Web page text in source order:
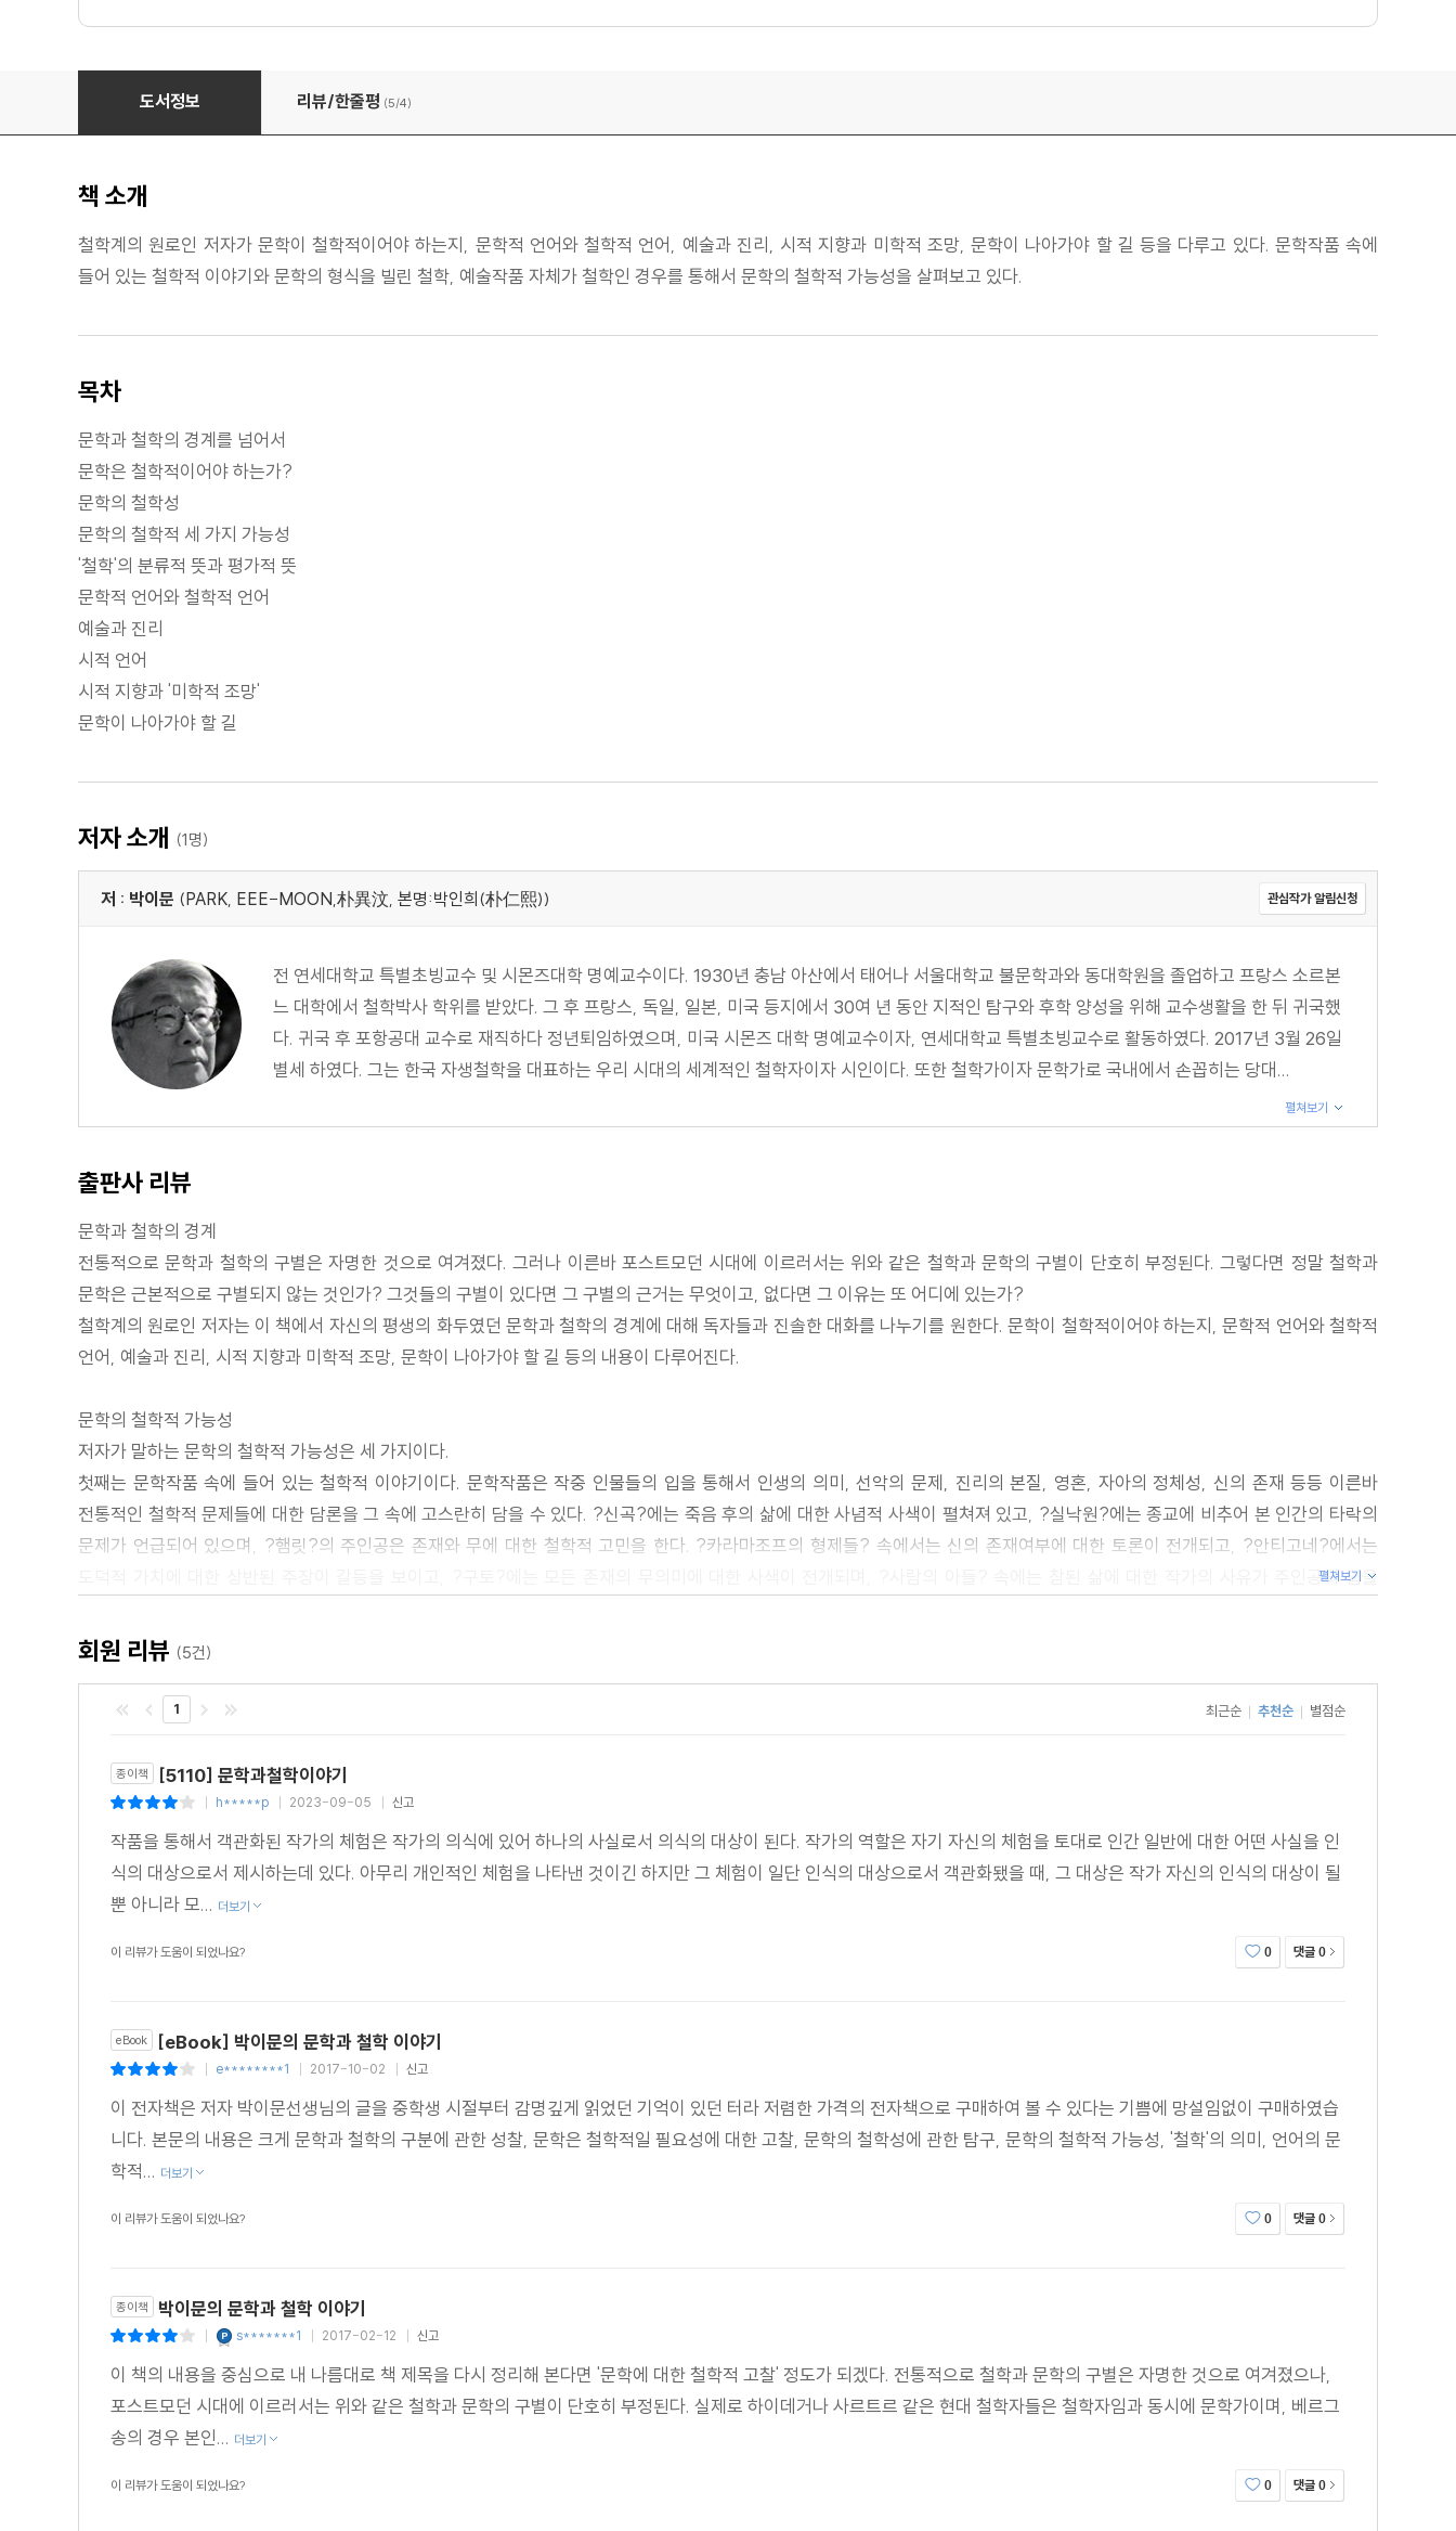
박이문의 문학과 철학 이야기 - 살림지식총서 181
도서정보 리뷰/한줄평 (5/4)
책 소개
철학계의 원로인 저자가 문학이 철학적이어야 하는지, 문학적 언어와 철학적 언어, 예술과 진리, 시적 지향과 미학적 조망, 문학이 나아가야 할 길 등을 다루고 있다. 문학작품 속에
들어 있는 철학적 이야기와 문학의 형식을 빌린 철학, 예술작품 자체가 철학인 경우를 통해서 문학의 철학적 가능성을 살펴보고 있다.
목차
문학과 철학의 경계를 넘어서
문학은 철학적이어야 하는가?
문학의 철학성
문학의 철학적 세 가지 가능성
'철학'의 분류적 뜻과 평가적 뜻
문학적 언어와 철학적 언어
예술과 진리
시적 언어
시적 지향과 '미학적 조망'
문학이 나아가야 할 길
저자 소개 (1명)
저 : 박이문 (PARK, EEE-MOON,朴異汶, 본명:박인희(朴仁熙)) 관심작가 알림신청
전 연세대학교 특별초빙교수 및 시몬즈대학 명예교수이다. 1930년 충남 아산에서 태어나 서울대학교 불문학과와 동대학원을 졸업하고 프랑스 소르본
느 대학에서 철학박사 학위를 받았다. 그 후 프랑스, 독일, 일본, 미국 등지에서 30여 년 동안 지적인 탐구와 후학 양성을 위해 교수생활을 한 뒤 귀국했
다. 귀국 후 포항공대 교수로 재직하다 정년퇴임하였으며, 미국 시몬즈 대학 명예교수이자, 연세대학교 특별초빙교수로 활동하였다. 2017년 3월 26일
별세 하였다. 그는 한국 자생철학을 대표하는 우리 시대의 세계적인 철학자이자 시인이다. 또한 철학가이자 문학가로 국내에서 손꼽히는 당대...
펼쳐보기
출판사 리뷰
문학과 철학의 경계
전통적으로 문학과 철학의 구별은 자명한 것으로 여겨졌다. 그러나 이른바 포스트모던 시대에 이르러서는 위와 같은 철학과 문학의 구별이 단호히 부정된다. 그렇다면 정말 철학과
문학은 근본적으로 구별되지 않는 것인가? 그것들의 구별이 있다면 그 구별의 근거는 무엇이고, 없다면 그 이유는 또 어디에 있는가?
철학계의 원로인 저자는 이 책에서 자신의 평생의 화두였던 문학과 철학의 경계에 대해 독자들과 진솔한 대화를 나누기를 원한다. 문학이 철학적이어야 하는지, 문학적 언어와 철학적
언어, 예술과 진리, 시적 지향과 미학적 조망, 문학이 나아가야 할 길 등의 내용이 다루어진다.
문학의 철학적 가능성
저자가 말하는 문학의 철학적 가능성은 세 가지이다.
첫째는 문학작품 속에 들어 있는 철학적 이야기이다. 문학작품은 작중 인물들의 입을 통해서 인생의 의미, 선악의 문제, 진리의 본질, 영혼, 자아의 정체성, 신의 존재 등등 이른바
전통적인 철학적 문제들에 대한 담론을 그 속에 고스란히 담을 수 있다. ?신곡?에는 죽음 후의 삶에 대한 사념적 사색이 펼쳐져 있고, ?실낙원?에는 종교에 비추어 본 인간의 타락의
문제가 언급되어 있으며, ?햄릿?의 주인공은 존재와 무에 대한 철학적 고민을 한다. ?카라마조프의 형제들? 속에서는 신의 존재여부에 대한 토론이 전개되고, ?안티고네?에서는
도덕적 가치에 대한 상반된 주장이 갈등을 보이고, ?구토?에는 모든 존재의 무의미에 대한 사색이 전개되며, ?사람의 아들? 속에는 참된 삶에 대한 작가의 사유가 주인공의 입을
둘째, 문학의 옷(형식)을 입은 철학을 생각해 볼 수 있다. 이런 문학작품의 예로 ?캉디드?는 모든 것이 최선의 것이라 하여 결과적으로 현재의 모든 상황을 합리화하는 라이프니츠의
있으며, ?싯다르타?는 부처의 생애를 통해 불교적 진리를 전달한다.
형이상학적 순환성 등을 시각적 창작물을 통해 우리에게 생생히 보여준다.
과학의 시대에 문학이 나아갈 길
문학의 존재는 과학에 의해 의심되고 위협받는다. 그러나 만일 문학의 기능에 힘입어 인간의 인간됨으로서의 표현, 삶에 대한 반성과 비판, 그리고 새로운 현실에 대한 계기 등이
가능하다는 것, 다시 말해 문학은 곧 삶의 가치에 대한 모색이며 비판이며 검토라는 것을 인정한다면 그 때에서야 비로소 인간의 인간성을 부정하는 과학기술시대가 문학을 통해
대해 비판하고 과학적, 기술적 이데올로기를 폭로하고 고발해 우리들 삶의 참다운 모습을 되찾아야 할 것이다. 저자는 문학은 시대를, 현실을 등질 수 없다고 말한다. 문학적 가치는
펼쳐보기
회원 리뷰 (5건)
1 최근순 추천순 별점순
종이책 [5110] 문학과철학이야기
h*****p 2023-09-05 신고
작품을 통해서 객관화된 작가의 체험은 작가의 의식에 있어 하나의 사실로서 의식의 대상이 된다. 작가의 역할은 자기 자신의 체험을 토대로 인간 일반에 대한 어떤 사실을 인
식의 대상으로서 제시하는데 있다. 아무리 개인적인 체험을 나타낸 것이긴 하지만 그 체험이 일단 인식의 대상으로서 객관화됐을 때, 그 대상은 작가 자신의 인식의 대상이 될
뿐 아니라 모... 더보기
이 리뷰가 도움이 되었나요? 0 댓글 0
eBook [eBook] 박이문의 문학과 철학 이야기
e********1 2017-10-02 신고
이 전자책은 저자 박이문선생님의 글을 중학생 시절부터 감명깊게 읽었던 기억이 있던 터라 저렴한 가격의 전자책으로 구매하여 볼 수 있다는 기쁨에 망설임없이 구매하였습
니다. 본문의 내용은 크게 문학과 철학의 구분에 관한 성찰, 문학은 철학적일 필요성에 대한 고찰, 문학의 철학성에 관한 탐구, 문학의 철학적 가능성, '철학'의 의미, 언어의 문
학적... 더보기
이 리뷰가 도움이 되었나요? 0 댓글 0
종이책 박이문의 문학과 철학 이야기
s*******1 2017-02-12 신고
이 책의 내용을 중심으로 내 나름대로 책 제목을 다시 정리해 본다면 '문학에 대한 철학적 고찰' 정도가 되겠다. 전통적으로 철학과 문학의 구별은 자명한 것으로 여겨졌으나,
포스트모던 시대에 이르러서는 위와 같은 철학과 문학의 구별이 단호히 부정된다. 실제로 하이데거나 사르트르 같은 현대 철학자들은 철학자임과 동시에 문학가이며, 베르그
송의 경우 본인... 더보기
이 리뷰가 도움이 되었나요? 0 댓글 0